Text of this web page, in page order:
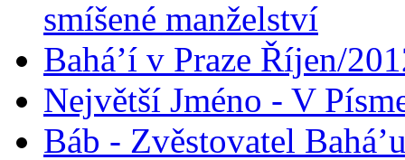
smíšené manželství
Bahá’í v Praze Říjen/
Největší Jméno - V
Báb - Zvěstovatel